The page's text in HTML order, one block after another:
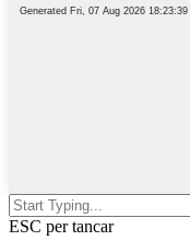
ESC per tancar